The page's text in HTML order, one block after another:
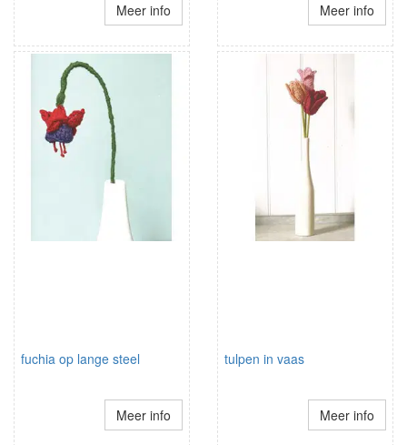
Meer info Meer info
fuchia op lange steel
Meer info
tulpen in vaas
Meer info